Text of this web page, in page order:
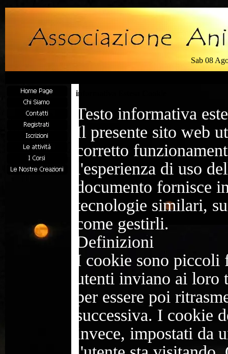
Sab 08
informativa Estesa Cookie
Testo informativa
Il presente sito web
corretto
l'esperienza di uso
documento fornisce
tecnologie similari,
come gestirli.
Definizioni
I cookie sono
utenti inviano ai loro
per essere poi
successiva. I cookie
invece, impostati da